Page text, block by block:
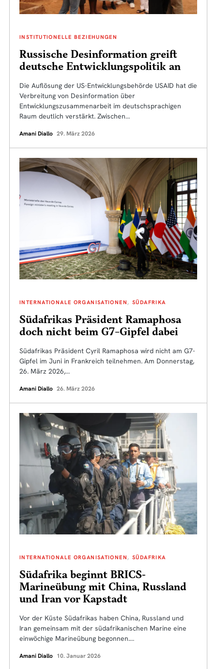
INSTITUTIONELLE BEZIEHUNGEN
Russische Desinformation greift
deutsche Entwicklungspolitik an
Die Auflösung der US-Entwicklungsbehörde USAID hat die
Verbreitung von Desinformation über
Entwicklungszusammenarbeit im deutschsprachigen
Raum deutlich verstärkt. Zwischen…
Amani Diallo 29. März 2026
INTERNATIONALE ORGANISATIONEN SÜDAFRIKA
Südafrikas Präsident Ramaphosa
doch nicht beim G7-Gipfel dabei
Südafrikas Präsident Cyril Ramaphosa wird nicht am G7-
Gipfel im Juni in Frankreich teilnehmen. Am Donnerstag,
26. März 2026,…
Amani Diallo 26. März 2026
INTERNATIONALE ORGANISATIONEN SÜDAFRIKA
Südafrika beginnt BRICS-
Marineübung mit China, Russland
und Iran vor Kapstadt
Vor der Küste Südafrikas haben China, Russland und
Iran gemeinsam mit der südafrikanischen Marine eine
einwöchige Marineübung begonnen.…
Amani Diallo 10. Januar 2026